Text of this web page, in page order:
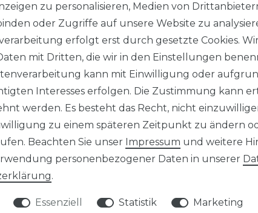
Formular aus und senden Sie es zurück.)
info@aricona.com :
Vertrag über den Kauf der folgenden Waren (*)/
zu personalisieren, Medien von
oder Zugriffe auf unsere Website zu
erfolgt erst durch gesetzte Cookies.
mit Dritten, die wir in den Einstellungen
kann mit Einwilligung oder
Interesses erfolgen. Die Zustimmung kann
werden. Es besteht das Recht, nicht
zu einem späteren Zeitpunkt zu ändern
Beachten Sie unser Impressum und weitere
personenbezogener Daten in unserer
.
Essenziell Statistik
Marketing